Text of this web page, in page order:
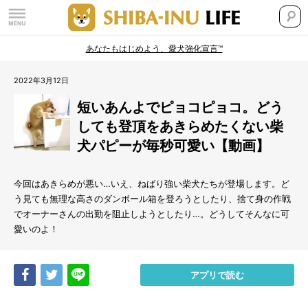
あなたもはじめよう、愛犬強化宣言™
2022年3月12日
短いあんよでピョコピョコ。どう
しても登頂をあきらめたくない柴
犬パピーが毎秒可愛い【動画】
今回はあきらめが悪い…いえ、ねばり強い柴犬たちが登場します。ど
う見ても無理な高さのダンボール箱を登ろうとしたり、捨て身の作戦
でオーナーさんの出勤を阻止しようとしたり…。どうしてそんなに可
愛いのよ！
Share Tweet アプリで読む